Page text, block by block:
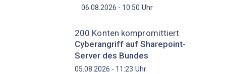
06.08.2026 - 10:50 Uhr
200 Konten kompromittiert
Cyberangriff auf Sharepoint-
Server des Bundes
05.08.2026 - 11:23 Uhr